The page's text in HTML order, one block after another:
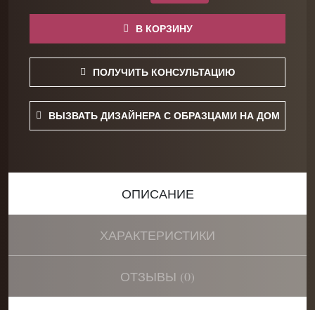
В КОРЗИНУ
ПОЛУЧИТЬ КОНСУЛЬТАЦИЮ
ВЫЗВАТЬ ДИЗАЙНЕРА С ОБРАЗЦАМИ НА ДОМ
ОПИСАНИЕ
ХАРАКТЕРИСТИКИ
ОТЗЫВЫ (0)